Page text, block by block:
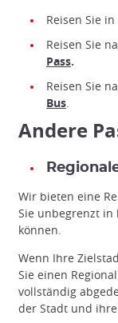
Reisen Sie in
Reisen Sie
Pass.
Reisen Sie
Bus.
Andere
Wir bieten eine
Sie unbegrenzt in
können.
Wenn Ihre
Sie einen
vollständig
der Stadt und